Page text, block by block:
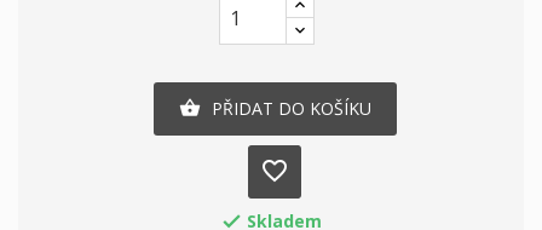
 PŘIDAT DO KOŠÍKU
favorite_border
 Skladem